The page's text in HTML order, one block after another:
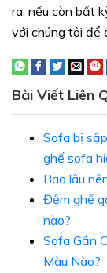
ra, nếu còn bất
với chúng tôi để
Bài Viết Liên
Sofa bị
ghế sofa
Bao lâu
Đệm ghế
nào?
Sofa Gần
Màu Nào?